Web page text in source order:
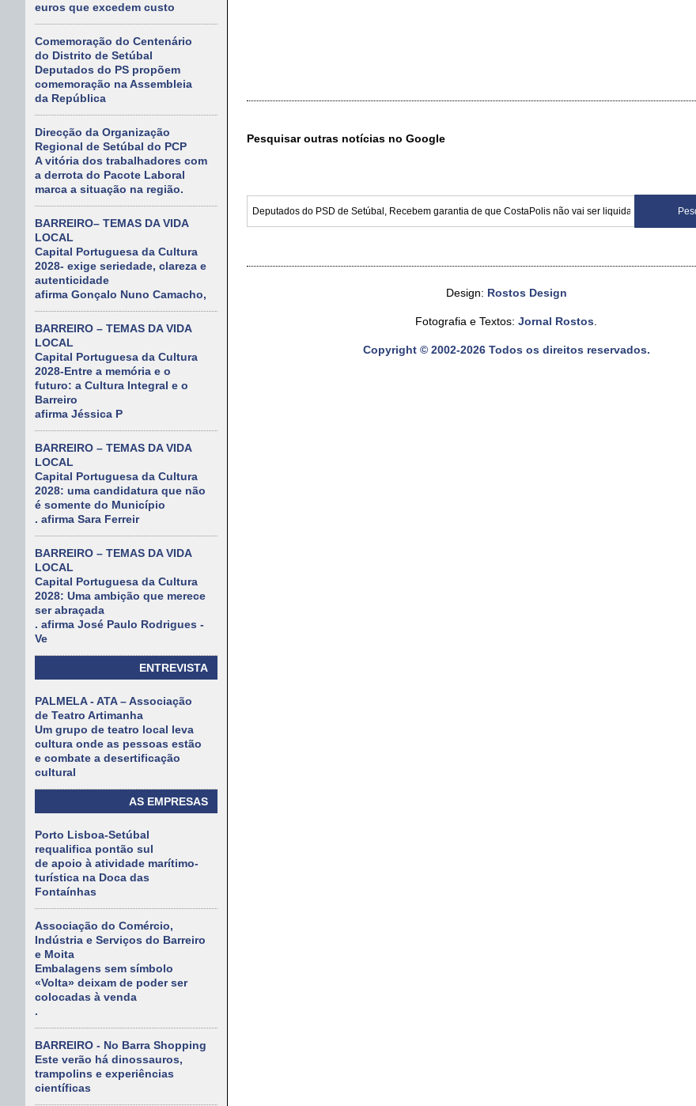
euros que excedem custo
Comemoração do Centenário
do Distrito de Setúbal
Deputados do PS propõem
comemoração na Assembleia
da República
Direcção da Organização
Regional de Setúbal do PCP
A vitória dos trabalhadores com
a derrota do Pacote Laboral
marca a situação na região.
BARREIRO– TEMAS DA VIDA
LOCAL
Capital Portuguesa da Cultura
2028- exige seriedade, clareza e
autenticidade
afirma Gonçalo Nuno Camacho,
BARREIRO – TEMAS DA VIDA
LOCAL
Capital Portuguesa da Cultura
2028-Entre a memória e o
futuro: a Cultura Integral e o
Barreiro
afirma Jéssica P
BARREIRO – TEMAS DA VIDA
LOCAL
Capital Portuguesa da Cultura
2028: uma candidatura que não
é somente do Município
. afirma Sara Ferreir
BARREIRO – TEMAS DA VIDA
LOCAL
Capital Portuguesa da Cultura
2028: Uma ambição que merece
ser abraçada
. afirma José Paulo Rodrigues -
Ve
ENTREVISTA
PALMELA - ATA – Associação
de Teatro Artimanha
Um grupo de teatro local leva
cultura onde as pessoas estão
e combate a desertificação
cultural
AS EMPRESAS
Porto Lisboa-Setúbal
requalifica pontão sul
de apoio à atividade marítimo-
turística na Doca das
Fontaínhas
Associação do Comércio,
Indústria e Serviços do Barreiro
e Moita
Embalagens sem símbolo
«Volta» deixam de poder ser
colocadas à venda
.
BARREIRO - No Barra Shopping
Este verão há dinossauros,
trampolins e experiências
científicas
Pesquisar outras notícias no Google
Design: Rostos Design
Fotografia e Textos: Jornal Rostos
Copyright © 2002-2026 Todos os direitos reservados.